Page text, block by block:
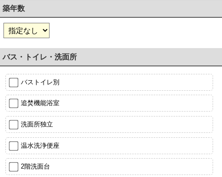
築年数
バス・トイレ・洗面所
バストイレ別
追焚機能浴室
洗面所独立
温水洗浄便座
2階洗面台